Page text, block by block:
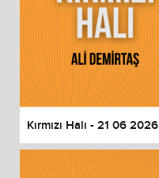
Kırmızı Halı - 21 06 2026